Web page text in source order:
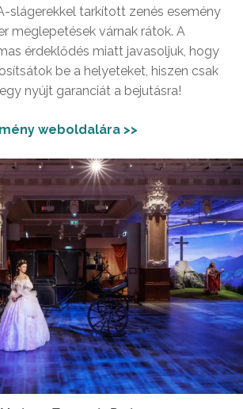
slágerekkel tarkított zenés esemény
meglepetések várnak rátok. A
érdeklődés miatt javasoljuk, hogy
be a helyeteket, hiszen csak
nyújt garanciát a bejutásra!
weboldalára >>